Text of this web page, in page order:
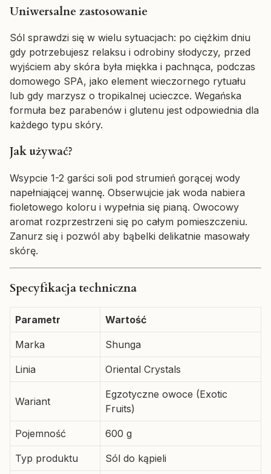
Uniwersalne zastosowanie
Sól sprawdzi się w wielu sytuacjach: po ciężkim dniu
gdy potrzebujesz relaksu i odrobiny słodyczy, przed
wyjściem aby skóra była miękka i pachnąca, podczas
domowego SPA, jako element wieczornego rytuału
lub gdy marzysz o tropikalnej ucieczce. Wegańska
formuła bez parabenów i glutenu jest odpowiednia dla
każdego typu skóry.
Jak używać?
Wsypcie 1-2 garści soli pod strumień gorącej wody
napełniającej wannę. Obserwujcie jak woda nabiera
fioletowego koloru i wypełnia się pianą. Owocowy
aromat rozprzestrzeni się po całym pomieszczeniu.
Zanurz się i pozwól aby bąbelki delikatnie masowały
skórę.
Specyfikacja techniczna
Parametr Wartość
Marka Shunga
Linia Oriental Crystals
Wariant
Egzotyczne owoce (Exotic
Fruits)
Pojemność 600 g
Typ produktu Sól do kąpieli